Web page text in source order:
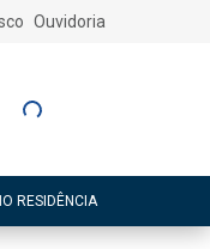
Ouvidoria
Cadastre-
RESIDÊNCIA